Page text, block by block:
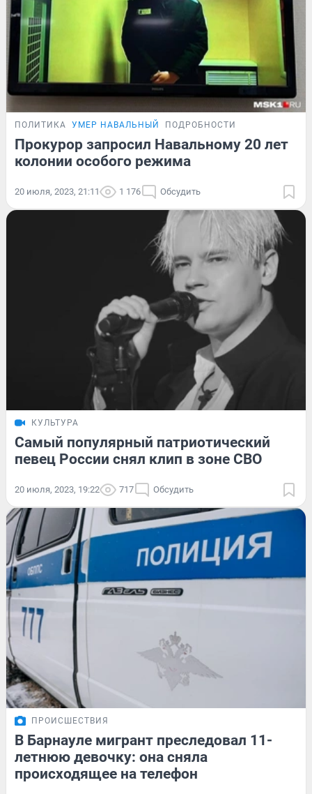
ПОЛИТИКА УМЕР НАВАЛЬНЫЙ ПОДРОБНОСТИ
Прокурор запросил Навальному 20 лет
колонии особого режима
20 июля, 2023, 21:11 1 176 Обсудить
КУЛЬТУРА
Самый популярный патриотический
певец России снял клип в зоне СВО
20 июля, 2023, 19:22 717 Обсудить
ПРОИСШЕСТВИЯ
В Барнауле мигрант преследовал 11-
летнюю девочку: она сняла
происходящее на телефон